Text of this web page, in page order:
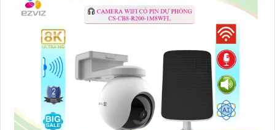
nếu bạn muốn.
Nếu bạn cần thêm thông tin hoặc muốn để lại thông
tin liên lạc, Từng công trình có thể giúp bạn tìm kiếm
các dịch vụ liên quan đến lắp đặt Camera Báo Động
Chống Trộm.